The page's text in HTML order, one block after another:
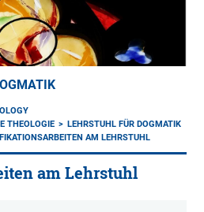
THEOLOGIE
LEHRSTUHL FÜR DOGMATIK
AM LEHRSTUHL
am Lehrstuhl